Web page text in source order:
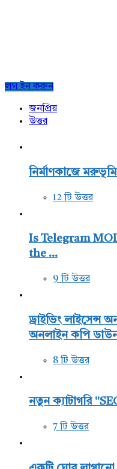
Sidebar
লগ ইন করুন
জনপ্রিয়
উত্তর
নির্মাণকাজে
12 টি উত্তর
Is Telegram
the ...
9 টি উত্তর
ড্রাইভিং লাইসেন্স
অনলাইন কপি
8 টি উত্তর
নতুন ক্যাটাগরি
7 টি উত্তর